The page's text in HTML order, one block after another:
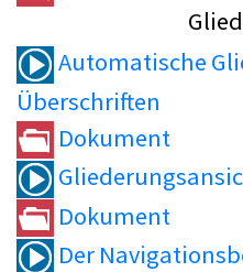
Automatische
Überschriften
Dokument
Dokument
Der